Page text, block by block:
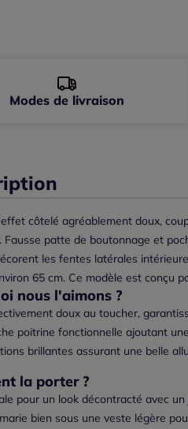
côtelé agréablement doux,
Fausse patte de boutonnage et
les fentes latérales
65 cm. Ce modèle est conçu
nous l'aimons ?
doux au toucher,
poitrine fonctionnelle ajoutant
brillantes assurant une belle
la porter ?
pour un look décontracté avec
bien sous une veste légère
Modes de livraison